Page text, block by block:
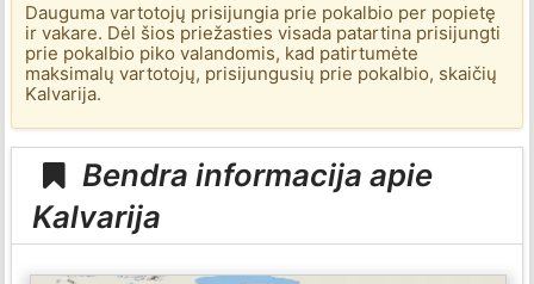
Dauguma vartotojų prisijungia prie pokalbio per popietę
ir vakare. Dėl šios priežasties visada patartina prisijungti
prie pokalbio piko valandomis, kad patirtumėte
maksimalų vartotojų, prisijungusių prie pokalbio, skaičių
Kalvarija.
Bendra informacija apie
Kalvarija